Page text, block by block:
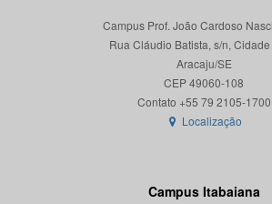
Campus Prof. João Cardoso
Rua Cláudio Batista, s/n,
Aracaju/SE
CEP 49060-108
Localização
Campus Itabaiana